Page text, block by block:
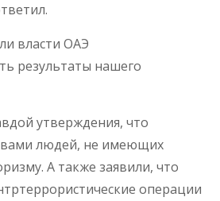
власти ОАЭ
результаты нашего
утверждения, что
людей, не имеющих
А также заявили, что
операции